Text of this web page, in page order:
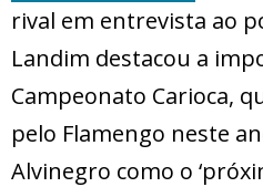
rival em entrevista ao
Landim destacou a
Campeonato Carioca,
pelo Flamengo neste
Alvinegro como o